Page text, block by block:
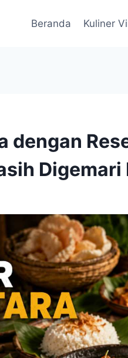
Beranda Kuliner
dengan
Digemari